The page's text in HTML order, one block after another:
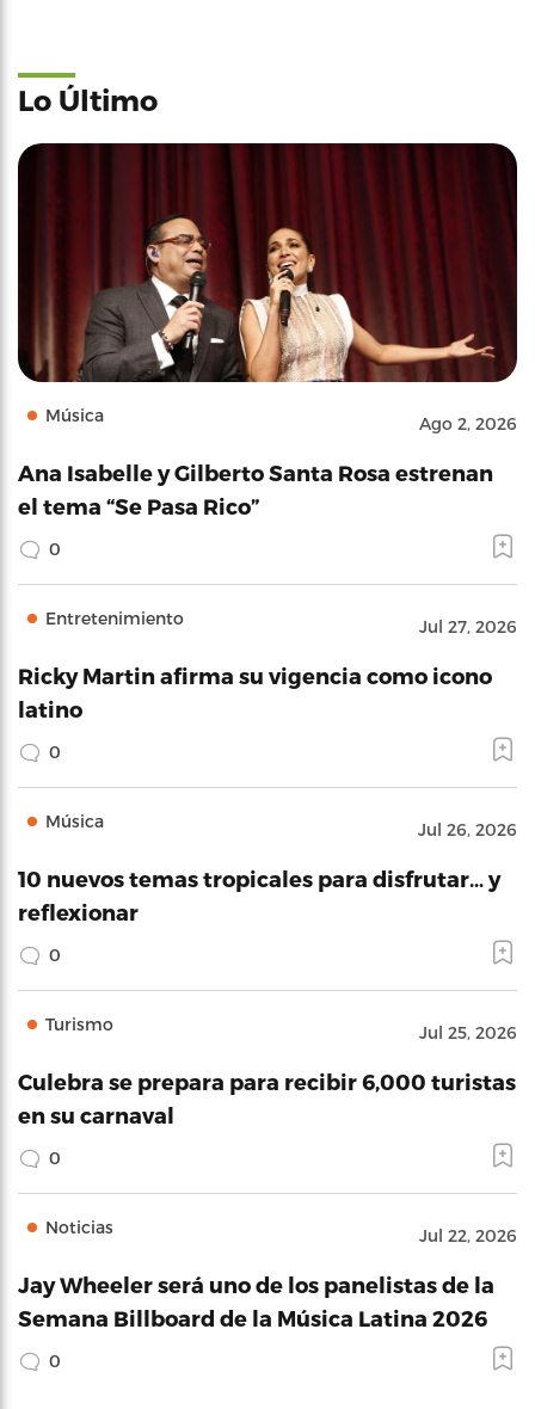
Lo Último
Música Ago 2, 2026
Ana Isabelle y Gilberto Santa Rosa estrenan
el tema “Se Pasa Rico”
0
Entretenimiento Jul 27, 2026
Ricky Martin afirma su vigencia como icono
latino
0
Música Jul 26, 2026
10 nuevos temas tropicales para disfrutar… y
reflexionar
0
Turismo Jul 25, 2026
Culebra se prepara para recibir 6,000 turistas
en su carnaval
0
Noticias Jul 22, 2026
Jay Wheeler será uno de los panelistas de la
Semana Billboard de la Música Latina 2026
0